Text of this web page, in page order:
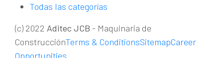
Todas las categorías
(c) 2022 Aditec JCB - Maquinaria de
ConstrucciónTerms & ConditionsSitemapCareer
Opportunities